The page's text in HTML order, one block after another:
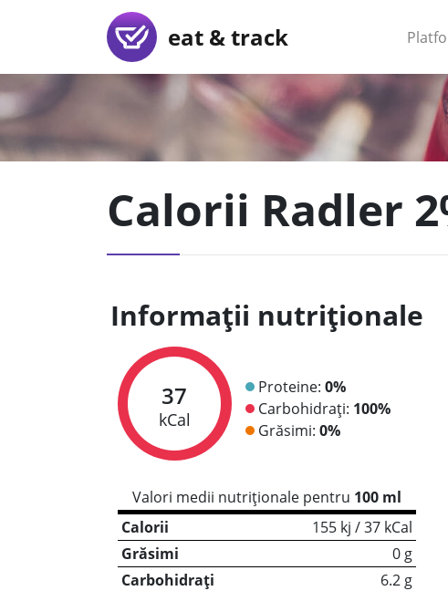
eat & track
Calorii Radler
Informații nutriționale
37
kCal
Proteine: 0%
Carbohidrați: 100%
Grăsimi: 0%
Valori medii nutriționale pentru 100 ml
Calorii
155 kj / 37 kCal
Grăsimi
0 g
Carbohidrați
6.2 g